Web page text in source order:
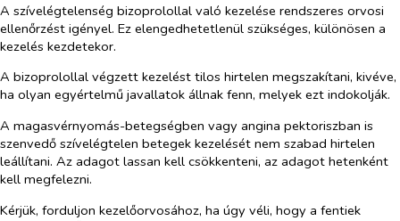
A szívelégtelenség bizoprolollal való kezelése rendszeres orvosi
ellenőrzést igényel. Ez elengedhetetlenül szükséges, különösen a
kezelés kezdetekor.
A bizoprolollal végzett kezelést tilos hirtelen megszakítani, kivéve,
ha olyan egyértelmű javallatok állnak fenn, melyek ezt indokolják.
A magasvérnyomás-betegségben vagy angina pektoriszban is
szenvedő szívelégtelen betegek kezelését nem szabad hirtelen
leállítani. Az adagot lassan kell csökkenteni, az adagot hetenként
kell megfelezni.
Kérjük, forduljon kezelőorvosához, ha úgy véli, hogy a fentiek